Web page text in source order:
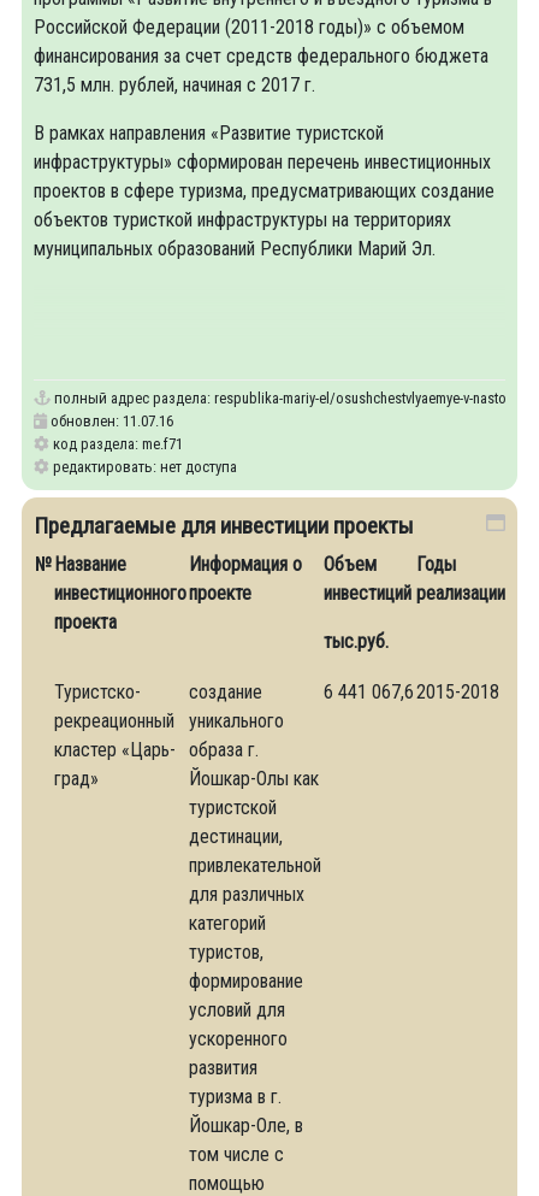
Российской Федерации (2011-2018 годы)» с объемом
финансирования за счет средств федерального бюджета
731,5 млн. рублей, начиная с 2017 г.
В рамках направления «Развитие туристской
инфраструктуры» сформирован перечень инвестиционных
проектов в сфере туризма, предусматривающих создание
объектов туристкой инфраструктуры на территориях
муниципальных образований Республики Марий Эл.
полный адрес раздела: respublika-mariy-el/osushchestvlyaemye-v-
обновлен: 11.07.16
код раздела: me.f71
редактировать: нет доступа
Предлагаемые для инвестиции проекты
№ Название
инвестиционного
проекта
Информация о
проекте
Объем
инвестиций
тыс.руб.
Годы
реализации
Туристско-
рекреационный
кластер «Царь-
град»
создание
уникального
образа г.
Йошкар-Олы как
туристской
дестинации,
привлекательной
для различных
категорий
туристов,
формирование
условий для
ускоренного
развития
туризма в г.
Йошкар-Оле, в
том числе с
помощью
6 441 067,62015-2018